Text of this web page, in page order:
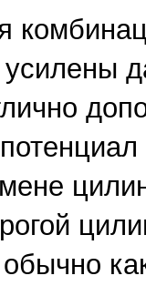
усилены
обычно